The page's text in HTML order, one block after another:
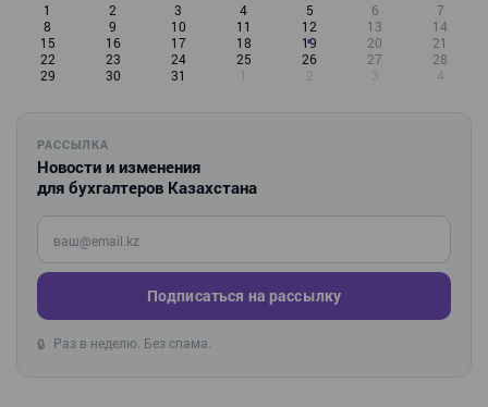
1 2 3 4 5 6
7
8
9 10 11 12 13
14
15
16 17 18 19 20
21
22
23 24 25 26 27
28
29
30 31 1 2 3 4
РАССЫЛКА
Новости и изменения
для бухгалтеров Казахстана
Введите ваш e-mail
Подписаться на рассылку
🔒 Раз в неделю. Без спама.